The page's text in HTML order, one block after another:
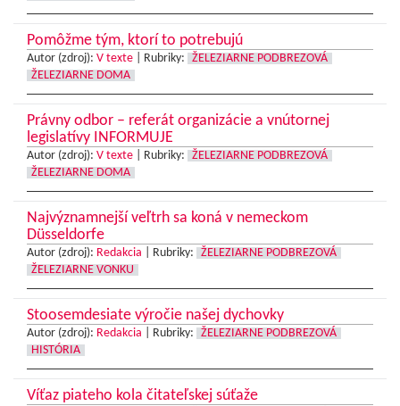
Pomôžme tým, ktorí to potrebujú
Autor (zdroj): V texte Rubriky:
ŽELEZIARNE PODBREZOVÁ
ŽELEZIARNE DOMA
Právny odbor – referát organizácie a vnútornej
legislatívy INFORMUJE
Autor (zdroj): V texte Rubriky:
ŽELEZIARNE PODBREZOVÁ
ŽELEZIARNE DOMA
Najvýznamnejší veľtrh sa koná v nemeckom
Düsseldorfe
Autor (zdroj): Redakcia Rubriky:
ŽELEZIARNE PODBREZOVÁ
ŽELEZIARNE VONKU
Stoosemdesiate výročie našej dychovky
Autor (zdroj): Redakcia Rubriky:
ŽELEZIARNE PODBREZOVÁ
HISTÓRIA
Víťaz piateho kola čitateľskej súťaže